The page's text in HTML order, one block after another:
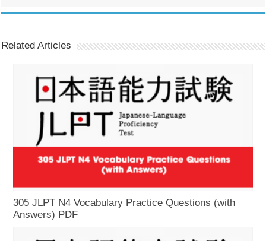
Related Articles
305 JLPT N4 Vocabulary Practice Questions (with
Answers) PDF